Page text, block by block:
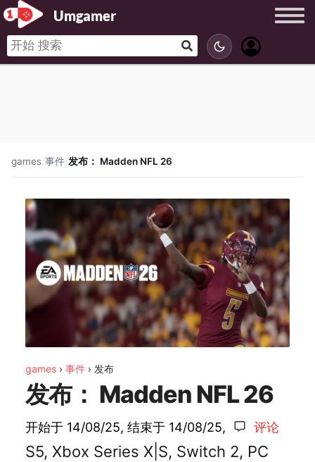
Umgamer
games/事件/发布： Madden NFL 26
games › 事件 › 发布
发布： Madden NFL 26
开始于 14/08/25, 结束于 14/08/25, 评论
S5, Xbox Series X|S, Switch 2, PC